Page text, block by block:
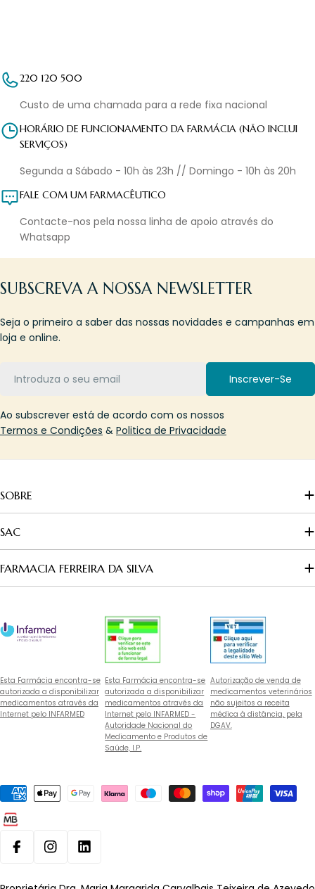
220 120 500
Custo de uma chamada para a rede fixa nacional
HORÁRIO DE FUNCIONAMENTO DA FARMÁCIA (NÃO INCLUI
SERVIÇOS)
Segunda a Sábado - 10h às 23h // Domingo - 10h às 20h
FALE COM UM FARMACÊUTICO
Contacte-nos pela nossa linha de apoio através do
Whatsapp
SUBSCREVA A NOSSA NEWSLETTER
Seja o primeiro a saber das nossas novidades e campanhas em
loja e online.
Inscrever-Se
Ao subscrever está de acordo com os nossos
Termos e Condições & Politica de Privacidade
SOBRE
SAC
FARMACIA FERREIRA DA SILVA
Esta Farmácia encontra-se
autorizada a disponibilizar
medicamentos através da
Internet pelo INFARMED
Esta Farmácia encontra-se
autorizada a disponibilizar
medicamentos através da
Internet pelo INFARMED -
Autoridade Nacional do
Medicamento e Produtos de
Saúde, I.P.
Autorização de venda de
medicamentos veterinários
não sujeitos a receita
médica à distância, pela
DGAV.
Métodos
pagamento
FacebookInstagramLinkedin